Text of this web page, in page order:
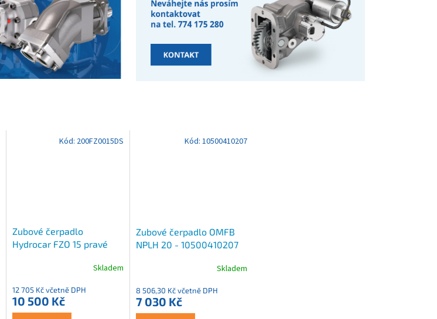
Zubové čerpadlo
Hydrocar FZO 15 pravé
Skladem
12 705 Kč včetně DPH
10 500 Kč
Kód: 200FZ0015DS
Zubové čerpadlo OMFB
NPLH 20 - 10500410207
Skladem
8 506,30 Kč včetně DPH
7 030 Kč
Kód:10500410207